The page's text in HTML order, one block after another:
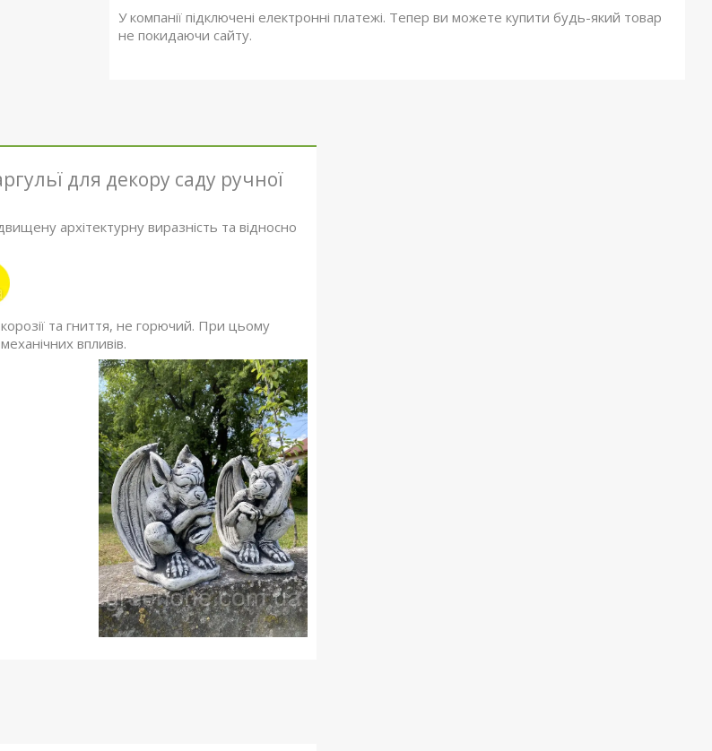
У компанії підключені електронні платежі. Тепер ви можете купити будь-який товар
не покидаючи сайту.
для декору саду ручної
архітектурну виразність та відносно
та гниття, не горючий. При цьому
впливів.